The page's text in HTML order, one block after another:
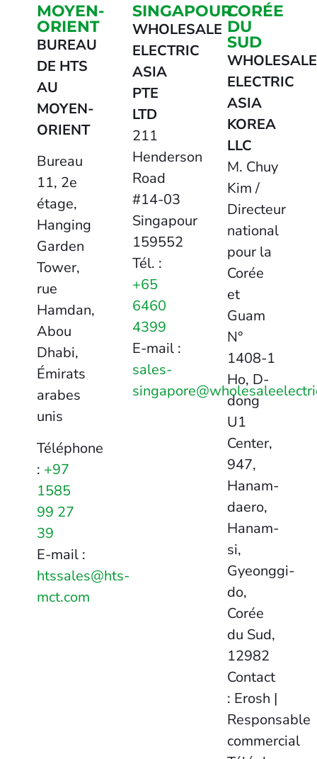
MOYEN-
ORIENT
BUREAU
DE HTS
AU
MOYEN-
ORIENT
Bureau
11, 2e
étage,
Hanging
Garden
Tower,
rue
Hamdan,
Abou
Dhabi,
Émirats
arabes
unis
Téléphone
: +97
1585
99 27
39
E-mail :
htssales@hts-
mct.com
SINGAPOUR
WHOLESALE
ELECTRIC
ASIA
PTE
LTD
211
Henderson
Road
#14-03
Singapour
159552
Tél. :
+65
6460
4399
E-mail :
sales-
CORÉE
DU
SUD
WHOLESALE
ELECTRIC
ASIA
KOREA
LLC
M. Chuy
Kim /
Directeur
national
pour la
Corée
et
Guam
N°
1408-1
Ho, D-
dong
U1
Center,
947,
Hanam-
daero,
Hanam-
si,
Gyeonggi-
do,
Corée
du Sud,
12982
Contact
: Erosh |
Responsable
commercial